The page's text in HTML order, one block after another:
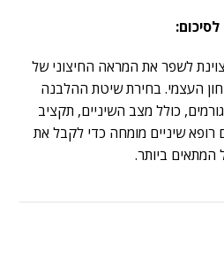
לסיכום:
לשפר את המראה החיצוני של
העצמי. בחירת שיטת ההלבנה
כולל מצב השיניים, תקציב
רופא שיניים מומחה כדי לקבל את
המתאים ביותר.